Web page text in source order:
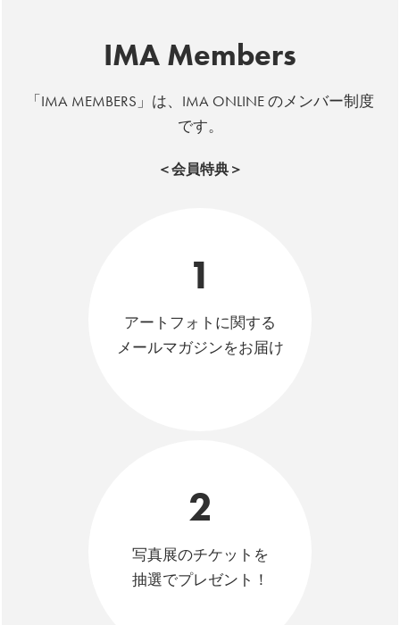
IMA Members
「IMA MEMBERS」は、IMA ONLINE のメンバー制度
です。
＜会員特典＞
1
アートフォトに関する
メールマガジンをお届け
2
写真展のチケットを
抽選でプレゼント！